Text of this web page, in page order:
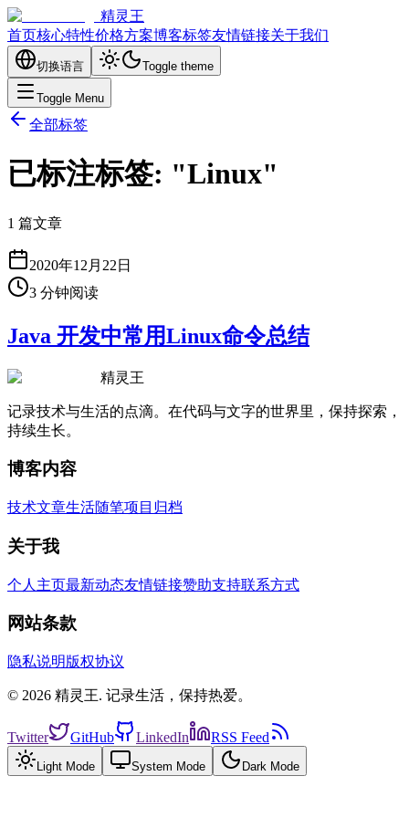
精灵王
首页核心特性价格方案博客标签友情链接关于我们
切换语言 Toggle theme
Toggle Menu
全部标签
已标注标签: "Linux"
1 篇文章
2020年12月22日
3 分钟阅读
Java 开发中常用Linux命令总结
精灵王
记录技术与生活的点滴。在代码与文字的世界里，保持探索，
持续生长。
博客内容
技术文章生活随笔项目归档
关于我
个人主页最新动态友情链接赞助支持联系方式
网站条款
隐私说明版权协议
© 2026 精灵王. 记录生活，保持热爱。
Twitter GitHub LinkedIn RSS Feed
Light Mode System Mode Dark Mode